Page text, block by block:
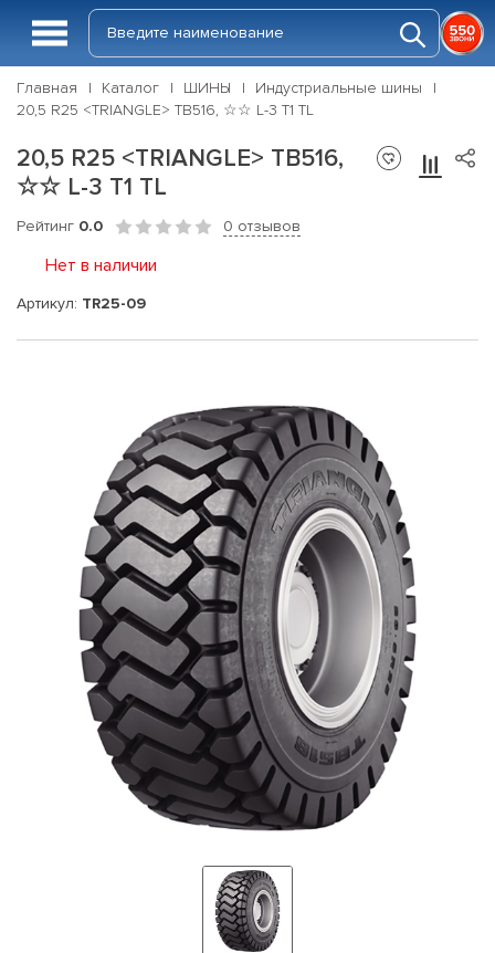
Главная Каталог ШИНЫ
Индустриальные шины
20,5 R25 <TRIANGLE> TB516, ☆☆ L-3 T1 TL
20,5 R25 <TRIANGLE> TB516,
☆☆ L-3 T1 TL
Рейтинг 0.0 0 отзывов
Нет в наличии
Артикул: TR25-09